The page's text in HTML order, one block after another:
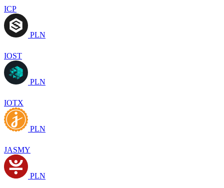
ICP
PLN
IOST
PLN
IOTX
PLN
JASMY
PLN